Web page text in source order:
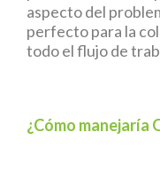
aspecto del
perfecto para la
todo el flujo de
¿Cómo manejaría